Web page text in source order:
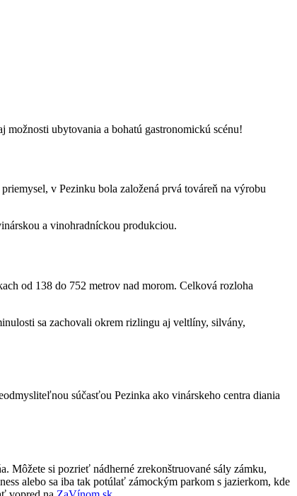
ubytovania a bohatú gastronomickú scénu!
v Pezinku bola založená prvá továreň na výrobu
a vinohradníckou produkciou.
od 138 do 752 metrov nad morom. Celková rozloha
sa zachovali okrem rizlingu aj veltlíny, silvány,
súčasťou Pezinka ako vinárskeho centra diania
Môžete si pozrieť nádherné zrekonštruované sály zámku,
alebo sa iba tak potúlať zámockým parkom s jazierkom, kde